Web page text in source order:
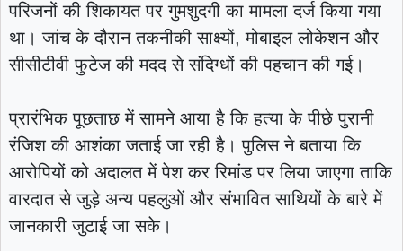
परिजनों की शिकायत पर गुमशुदगी का मामला दर्ज किया गया
था। जांच के दौरान तकनीकी साक्ष्यों, मोबाइल लोकेशन और
सीसीटीवी फुटेज की मदद से संदिग्धों की पहचान की गई।
प्रारंभिक पूछताछ में सामने आया है कि हत्या के पीछे पुरानी
रंजिश की आशंका जताई जा रही है। पुलिस ने बताया कि
आरोपियों को अदालत में पेश कर रिमांड पर लिया जाएगा ताकि
वारदात से जुड़े अन्य पहलुओं और संभावित साथियों के बारे में
जानकारी जुटाई जा सके।